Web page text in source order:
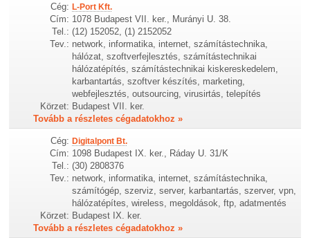
Cég: L-Port Kft.
Cím: 1078 Budapest VII. ker., Murányi U. 38.
Tel.: (12) 152052, (1) 2152052
Tev.: network, informatika, internet, számítástechnika,
hálózat, szoftverfejlesztés, számítástechnikai
hálózatépítés, számítástechnikai kiskereskedelem,
karbantartás, szoftver készítés, marketing,
webfejlesztés, outsourcing, virusirtás, telepítés
Körzet: Budapest VII. ker.
Tovább a részletes cégadatokhoz »
Cég: Digitalpont Bt.
Cím: 1098 Budapest IX. ker., Ráday U. 31/K
Tel.: (30) 2808376
Tev.: network, informatika, internet, számítástechnika,
számítógép, szerviz, server, karbantartás, szerver, vpn,
hálózatépítes, wireless, megoldások, ftp, adatmentés
Körzet: Budapest IX. ker.
Tovább a részletes cégadatokhoz »